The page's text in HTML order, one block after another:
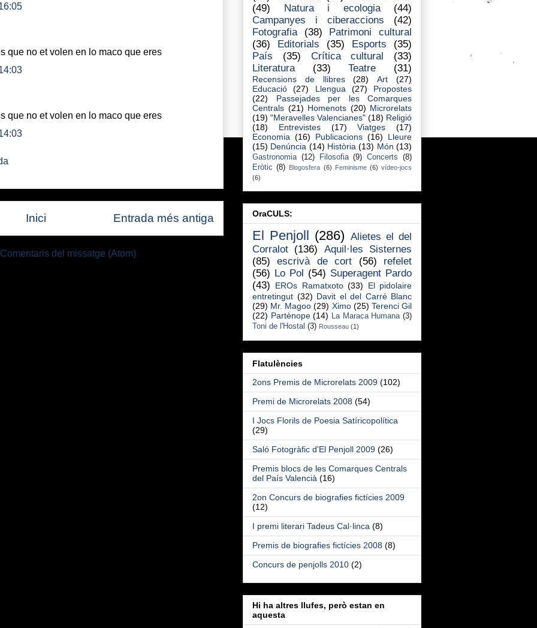
que no et volen en lo maco que eres
que no et volen en lo maco que eres
Entrada més antiga
Inici
Comentaris del missatge (Atom)
(49)
Natura i ecologia
(44)
Campanyes i ciberaccions
(42)
Fotografia
(38)
Patrimoni cultural
(36)
Editorials (35) Esports
(35)
País
(35) Crítica cultural
(33)
Literatura
(33) Teatre (31)
Recensions de llibres (28) Art
(27)
Educació
(27) Llengua (27)
Propostes
(22)
Passejades per les Comarques
Centrals (21) Homenots (20) Microrelats
(19) "Meravelles Valencianes" (18) Religió
(18)
Entrevistes (17) Viatges
(17)
Economia (16) Publicacions (16)
Lleure
(15) Denúncia (14) Història (13) Món (13)
Gastronomia (12) Filosofia (9) Concerts
(8)
Eròtic (8) Blogosfera (6) Feminisme (6) vídeo-jocs
(6)
OraCULS:
El Penjoll (286) Alietes el del
Corralot (136)
Aquil·les Sisternes
(85)
escrivà de cort (56)
refelet
(56) Lo Pol (54) Superagent Pardo
(43)
EROs Ramatxoto (33)
El pidolaire
entretingut (32) Davit el del Carré Blanc
(29) Mr. Magoo (29) Ximo (25) Terenci Gil
(22) Partènope (14) La Maraca Humana (3)
Toni de l'Hostal (3) Rousseau (1)
Flatulències
2ons Premis de Microrelats 2009 (102)
Premi de Microrelats 2008 (54)
I Jocs Florils de Poesia Satíricopolítica
(29)
Saló Fotogràfic d'El Penjoll 2009 (26)
Premis blocs de les Comarques Centrals
del País Valencià (16)
2on Concurs de biografies fictícies 2009
(12)
I premi literari Tadeus Cal·linca (8)
Premis de biografies fictícies 2008 (8)
Concurs de penjolls 2010 (2)
Hi ha altres llufes, però estan en
aquesta